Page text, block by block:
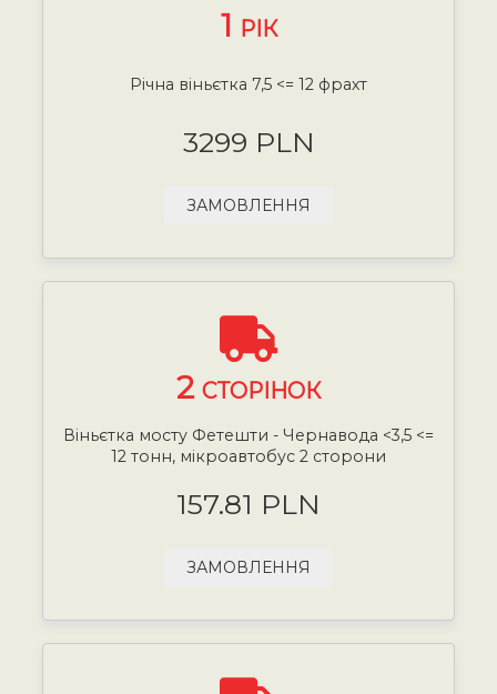
1 РІК
Річна віньєтка 7,5 <= 12 фрахт
3299 PLN
ЗАМОВЛЕННЯ
2 СТОРІНОК
Віньєтка мосту Фетешти - Чернавода <3,5 <=
12 тонн, мікроавтобус 2 сторони
157.81 PLN
ЗАМОВЛЕННЯ